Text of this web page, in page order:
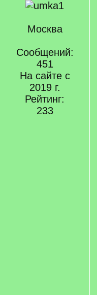
Москва
Сообщений:
451
На сайте с
2019 г.
Рейтинг:
233